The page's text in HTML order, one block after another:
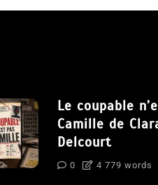
Le coupable
Camille de
Delcourt
0 4 779 words